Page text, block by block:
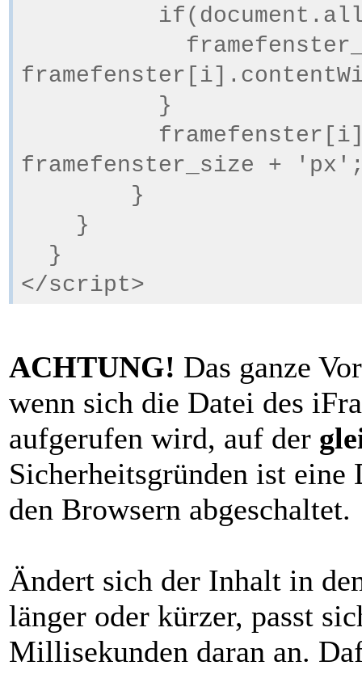
if(document.all &&
}
framefenster_size +
}
}
}
</script>
ACHTUNG! Das ganze
wenn sich die Datei des
aufgerufen wird, auf der
Sicherheitsgründen ist
den Browsern abgeschaltet.
Ändert sich der Inhalt in
länger oder kürzer, passt
Millisekunden daran an.